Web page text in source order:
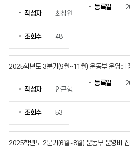
물
호,
작성자 최창원
등록일
조회수 48
2025학년도 3분기(9월~11월) 운동부 운영비
작성자 안근형
등록일
조회수 53
2025학년도 2분기(6월~8월) 운동부 운영비